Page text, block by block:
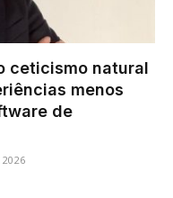
ceticismo natural
menos
de
2026